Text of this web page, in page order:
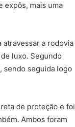
expôs, mais uma
atravessar a rodovia
luxo. Segundo
sendo seguida logo
de proteção e foi
Ambos foram